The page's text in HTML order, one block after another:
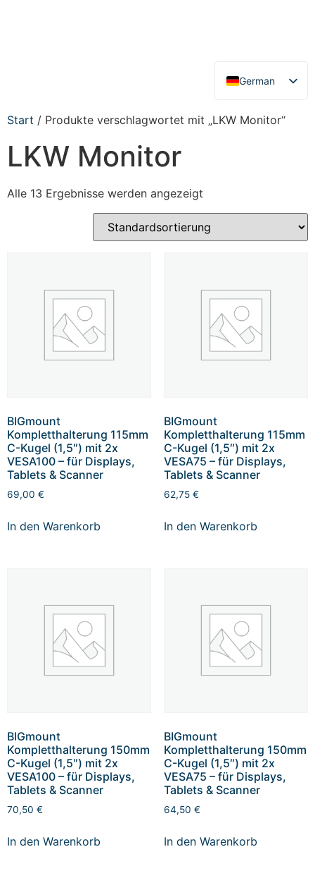
German
English
Start / Produkte verschlagwortet mit „LKW Monitor“
LKW Monitor
Alle 13 Ergebnisse werden angezeigt
BIGmount
Kompletthalterung 115mm
C-Kugel (1,5″) mit 2x
VESA100 – für Displays,
Tablets & Scanner
69,00 €
In den Warenkorb
BIGmount
Kompletthalterung 115mm
C-Kugel (1,5″) mit 2x
VESA75 – für Displays,
Tablets & Scanner
62,75 €
In den Warenkorb
BIGmount
Kompletthalterung 150mm
C-Kugel (1,5″) mit 2x
VESA100 – für Displays,
Tablets & Scanner
70,50 €
In den Warenkorb
BIGmount
Kompletthalterung 150mm
C-Kugel (1,5″) mit 2x
VESA75 – für Displays,
Tablets & Scanner
64,50 €
In den Warenkorb